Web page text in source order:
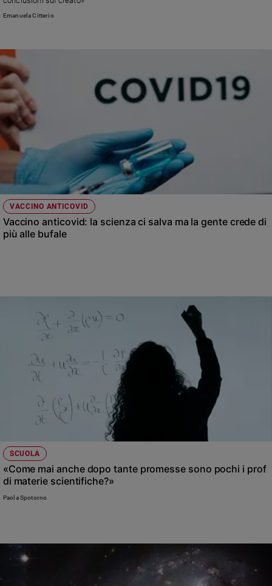
Emanuela Citterio
VACCINO ANTICOVID
Vaccino anticovid: la scienza ci salva ma la gente crede di
più alle bufale
SCUOLA
«Come mai anche dopo tante promesse sono pochi i prof
di materie scientifiche?»
Paola Spotorno